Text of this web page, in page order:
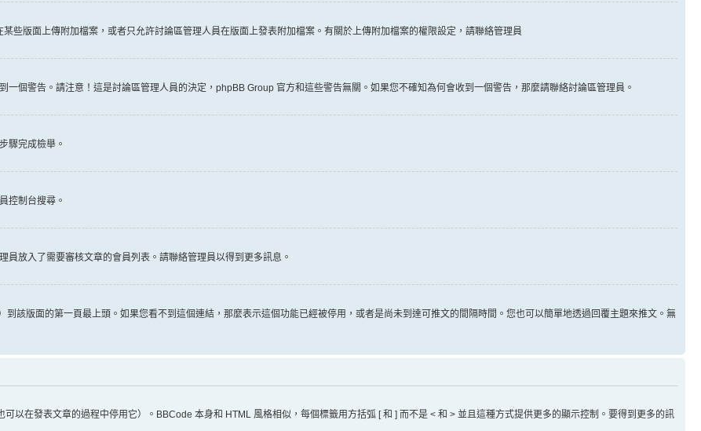
些版面上傳附加檔案，或者只允許討論區管理人員在版面上發表附加檔案。有關於上傳附加檔案的權限設定，請聯絡管理員
個警告。請注意！這是討論區管理人員的決定，phpBB Group 官方和這些警告無關。如果您不確知為何會收到一個警告，那麼請聯絡討論區管理員。
驟完成檢舉。
控制台搜尋。
放入了需要審核文章的會員列表。請聯絡管理員以得到更多訊息。
該版面的第一頁最上頭。如果您看不到這個連結，那麼表示這個功能已經被停用，或者是尚未到達可推文的間隔時間。您也可以簡單地透過回覆主題來推文。無
以在發表文章的過程中停用它）。BBCode 本身和 HTML 風格相似，每個標籤用方括弧 [ 和 ] 而不是 < 和 > 並且這種方式提供更多的顯示控制。要得到更多的訊